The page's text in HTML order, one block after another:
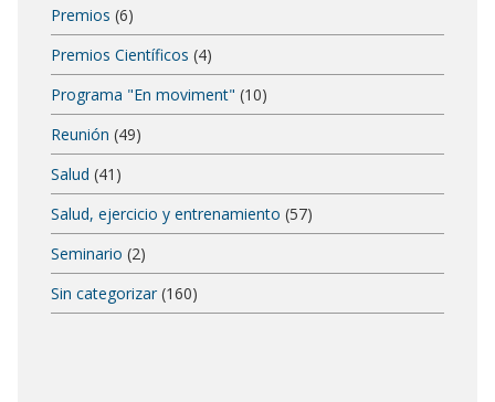
Premios (6)
Premios Científicos (4)
Programa "En moviment" (10)
Reunión (49)
Salud (41)
Salud, ejercicio y entrenamiento (57)
Seminario (2)
Sin categorizar (160)